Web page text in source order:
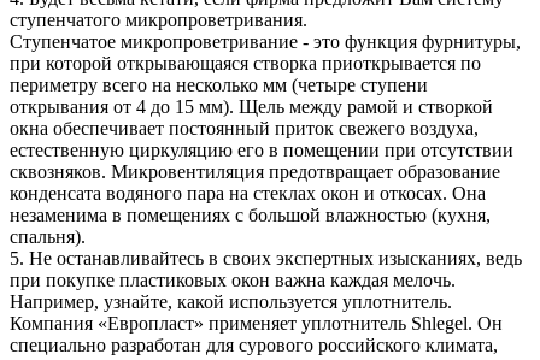
ступенчатого микропроветривания.
Ступенчатое микропроветривание - это функция фурнитуры,
при которой открывающаяся створка приоткрывается по
периметру всего на несколько мм (четыре ступени
открывания от 4 до 15 мм). Щель между рамой и створкой
окна обеспечивает постоянный приток свежего воздуха,
естественную циркуляцию его в помещении при отсутствии
сквозняков. Микровентиляция предотвращает образование
конденсата водяного пара на стеклах окон и откосах. Она
незаменима в помещениях с большой влажностью (кухня,
спальня).
5. Не останавливайтесь в своих экспертных изысканиях, ведь
при покупке пластиковых окон важна каждая мелочь.
Например, узнайте, какой используется уплотнитель.
Компания «Европласт» применяет уплотнитель Shlegel. Он
специально разработан для сурового российского климата,